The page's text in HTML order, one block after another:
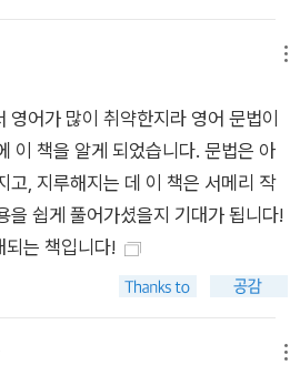
영어가 많이 취약한지라 영어 문법이
이 책을 알게 되었습니다. 문법은 아
고, 지루해지는 데 이 책은 서메리 작
을 쉽게 풀어가셨을지 기대가 됩니다!
되는 책입니다!